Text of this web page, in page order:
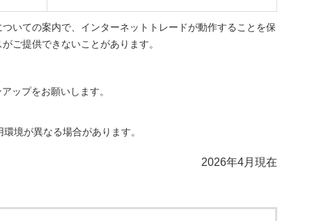
いての案内で、インターネットトレードが動作することを保
ご提供できないことがあります。
ップをお願いします。
境が異なる場合があります。
2026年4月現在